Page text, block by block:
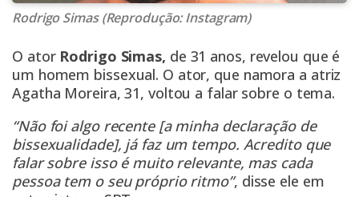
Rodrigo Simas (Reprodução: Instagram)
O ator Rodrigo Simas, de 31 anos, revelou que é
um homem bissexual. O ator, que namora a atriz
Agatha Moreira, 31, voltou a falar sobre o tema.
“Não foi algo recente [a minha declaração de
bissexualidade], já faz um tempo. Acredito que
falar sobre isso é muito relevante, mas cada
pessoa tem o seu próprio ritmo”, disse ele em